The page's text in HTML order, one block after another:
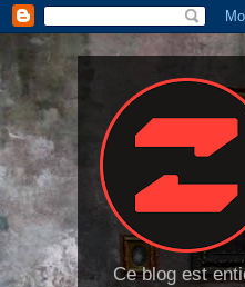
Ce blog est